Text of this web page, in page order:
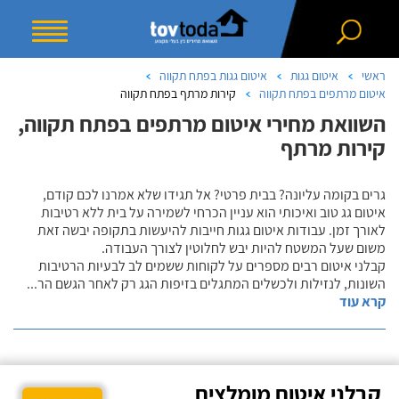
ראשי איטום גגות
איטום גגות בפתח תקווה
איטום מרתפים בפתח תקווה
קירות מרתף בפתח תקווה
השוואת מחירי איטום מרתפים בפתח תקווה,
קירות מרתף
גרים בקומה עליונה? בבית פרטי? אל תגידו שלא אמרנו לכם קודם,
איטום גג טוב ואיכותי הוא עניין הכרחי לשמירה על בית ללא רטיבות
לאורך זמן. עבודות איטום גגות חייבות להיעשות בתקופה יבשה זאת
משום שעל המשטח להיות יבש לחלוטין לצורך העבודה.
קבלני איטום רבים מספרים על לקוחות ששמים לב לבעיות הרטיבות
השונות, לנזילות ולכשלים המתגלים בזיפות הגג רק לאחר הגשם הר...
קרא עוד